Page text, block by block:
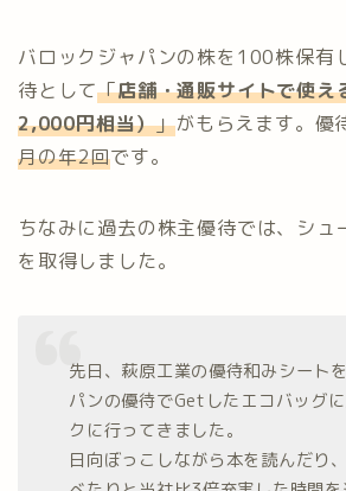
バロックジャパンの株を100株保有
待として「店舗・通販サイトで使え
2,000円相当）」がもらえます。優
月の年2回です。
ちなみに過去の株主優待では、シュ
を取得しました。
先日、萩原工業の優待和みシート
パンの優待でGetしたエコバッグ
クに行ってきました。
日向ぼっこしながら本を読んだり